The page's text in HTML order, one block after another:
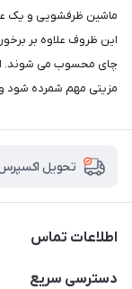
این ظروف علاوه بر
چای محسوب می شوند.
مزیتی مهم شمرده شود و
تحویل
اطلاعات تماس
09165044753
دسترسی سریع